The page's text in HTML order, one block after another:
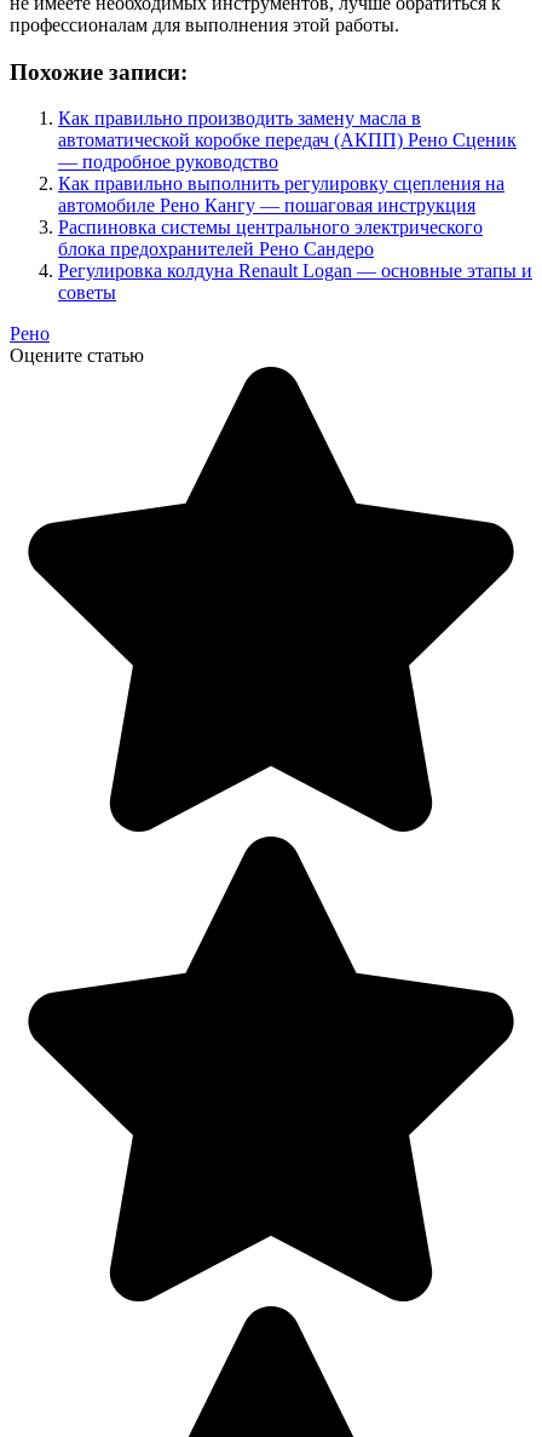
профессионалам для выполнения этой работы.
Похожие записи:
Как правильно производить замену масла в
автоматической коробке передач (АКПП) Рено Сценик
— подробное руководство
Как правильно выполнить регулировку сцепления на
автомобиле Рено Кангу — пошаговая инструкция
Распиновка системы центрального электрического
блока предохранителей Рено Сандеро
Регулировка колдуна Renault Logan — основные этапы и
советы
Рено
Оцените статью